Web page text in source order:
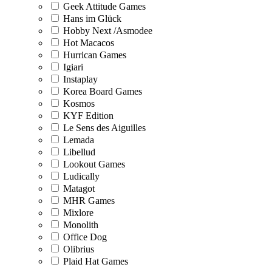
Geek Attitude Games
Hans im Glück
Hobby Next /Asmodee
Hot Macacos
Hurrican Games
Igiari
Instaplay
Korea Board Games
Kosmos
KYF Edition
Le Sens des Aiguilles
Lemada
Libellud
Lookout Games
Ludically
Matagot
MHR Games
Mixlore
Monolith
Office Dog
Olibrius
Plaid Hat Games